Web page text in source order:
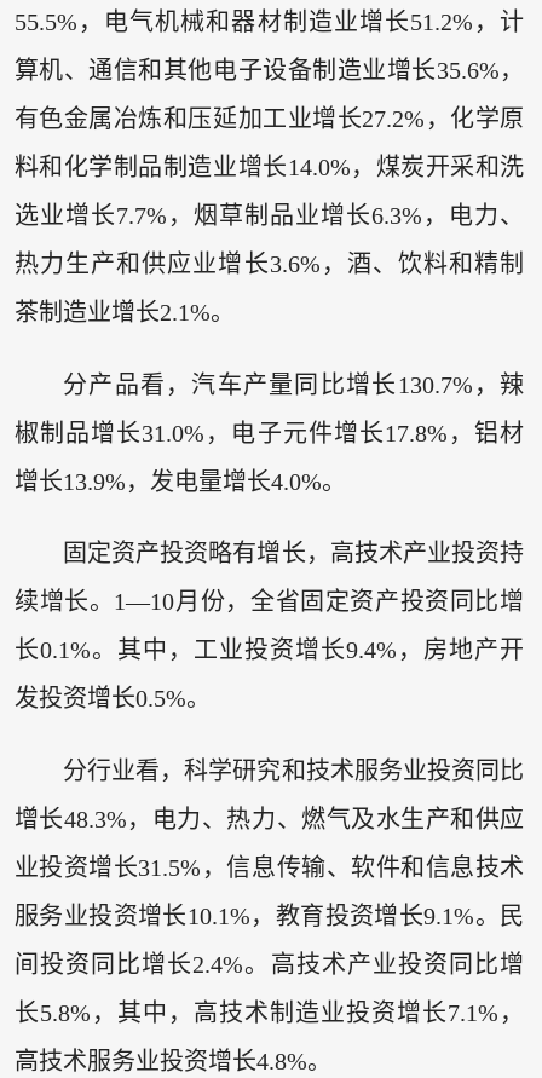
55.5%，电气机械和器材制造业增长51.2%，计
算机、通信和其他电子设备制造业增长35.6%，
有色金属冶炼和压延加工业增长27.2%，化学原
料和化学制品制造业增长14.0%，煤炭开采和洗
选业增长7.7%，烟草制品业增长6.3%，电力、
热力生产和供应业增长3.6%，酒、饮料和精制
茶制造业增长2.1%。
分产品看，汽车产量同比增长130.7%，辣
椒制品增长31.0%，电子元件增长17.8%，铝材
增长13.9%，发电量增长4.0%。
固定资产投资略有增长，高技术产业投资持
续增长。1—10月份，全省固定资产投资同比增
长0.1%。其中，工业投资增长9.4%，房地产开
发投资增长0.5%。
分行业看，科学研究和技术服务业投资同比
增长48.3%，电力、热力、燃气及水生产和供应
业投资增长31.5%，信息传输、软件和信息技术
服务业投资增长10.1%，教育投资增长9.1%。民
间投资同比增长2.4%。高技术产业投资同比增
长5.8%，其中，高技术制造业投资增长7.1%，
高技术服务业投资增长4.8%。